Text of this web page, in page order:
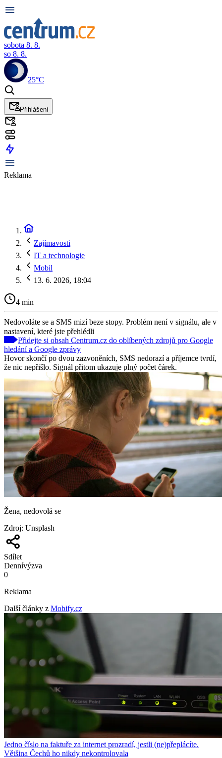
sobota 8. 8.
so 8. 8.
25°C
Přihlášení
Reklama
Zajímavosti
IT a technologie
Mobil
13. 6. 2026, 18:04
4 min
Nedovoláte se a SMS mizí beze stopy. Problém není v signálu, ale v
nastavení, které jste přehlédli
Přidejte si obsah Centrum.cz do oblíbených zdrojů pro Google
hledání a Google zprávy
Hovor skončí po dvou zazvoněních, SMS nedorazí a příjemce tvrdí,
že nic nepřišlo. Signál přitom ukazuje plný počet čárek.
Žena, nedovolá se
Zdroj: Unsplash
Sdílet
Dennívýzva
0
Reklama
Další články z Mobify.cz
Jedno číslo na faktuře za internet prozradí, jestli (ne)přeplácíte.
Většina Čechů ho nikdy nekontrolovala